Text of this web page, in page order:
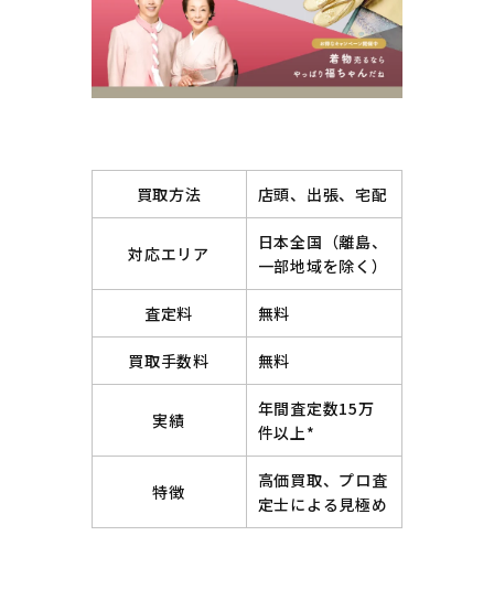
買取方法 店頭、出張、宅配
対応エリア
日本全国（離島、
一部地域を除く）
査定料 無料
買取手数料 無料
実績
年間査定数15万
件以上*
特徴
高価買取、プロ査
定士による見極め